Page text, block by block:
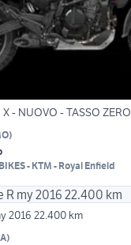
- NUOVO - TASSO ZERO
)
BULL BIKES - KTM - Royal Enfield
2016 22.400 km
)